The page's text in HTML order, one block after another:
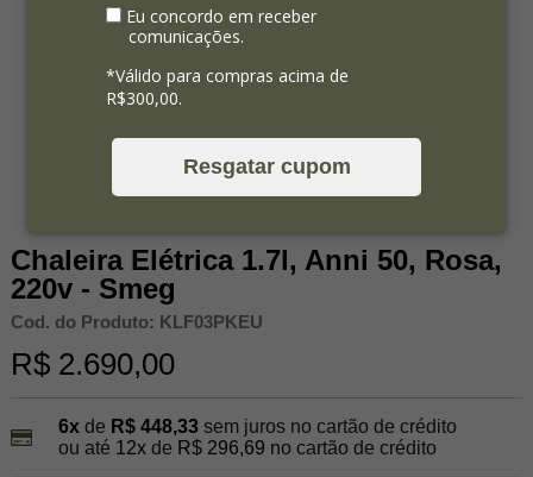
Eu concordo em receber
comunicações.
*Válido para compras acima de
R$300,00.
Resgatar cupom
Chaleira Elétrica 1.7l, Anni 50, Rosa,
220v - Smeg
Cod. do Produto: KLF03PKEU
R$ 2.690,00
6xde R$ 448,33 sem juros no cartão de crédito
ou até 12xde R$ 296,69 no cartão de crédito